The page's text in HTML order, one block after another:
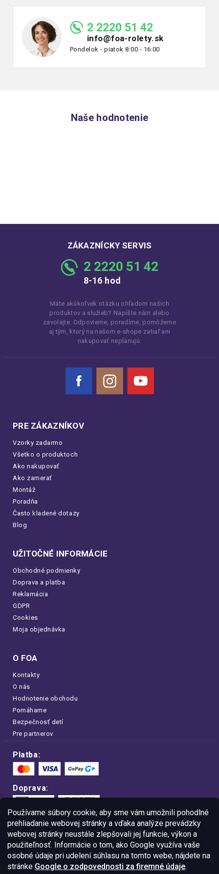
Používame súbory cookie, aby sme vám umožnili pohodlné
prehliadanie webovej stránky a vďaka analýze prevádzky
webovej stránky neustále zlepšovali jej funkcie, výkon a
použiteľnosť. Informácie o tom, ako Google využíva vaše
osobné údaje pri udelení súhlasu na tomto webe, nájdete na
stránke Google o zodpovednosti za firemné údaje.
2 2220 51 42
info@foa-rolety.sk
Pondelok - piatok 8:00 - 16:00
Naše hodnotenie
ZÁKAZNÍCKY SERVIS
2 2220 51 42
8-16 hod
Máte akúkoľvek otázku ohľadom našich
produktov a služieb? Napíšte nám alebo
zavolajte. Odpovieme, poradíme, pomôžeme
aj tým, ktorý na našom e-shope zatiaľ ani
nakupovať neplánujú.
Facebook Instagram YouTube
PRE ZÁKAZNÍKOV
Vzorky zadarmo
Všetko o produktoch
Ako nakupovať
Ako zamerať
Montáž
Poradňa
Často kladené dotazy
Blog
UŽITOČNÉ INFORMÁCIE
Obchodné podmienky
Doprava a platba
Reklamácia
GDPR
Cookies
Moja objednávka
O FOA
Kontakty
O nás
Hodnotenie obchodu
Pomáhame
Bezpečnosť detí
Pre partnerov
Platba:
Doprava:
Nakupujte na FOA bezpečne a bez obáv.
Vďaka protokolu HTTPS sú vaše citlivé
dáta v úplnom bezpečí.